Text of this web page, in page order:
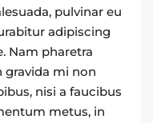
pulvinar eu
adipiscing
Nam pharetra
gravida mi non
nisi a faucibus
metus, in